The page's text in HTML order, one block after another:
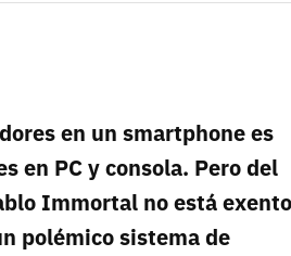
en un smartphone es
en PC y consola. Pero del
Immortal no está exento
polémico sistema de